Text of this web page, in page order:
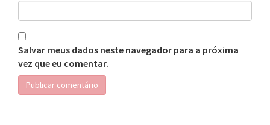
Salvar meus dados neste navegador para a próxima
vez que eu comentar.